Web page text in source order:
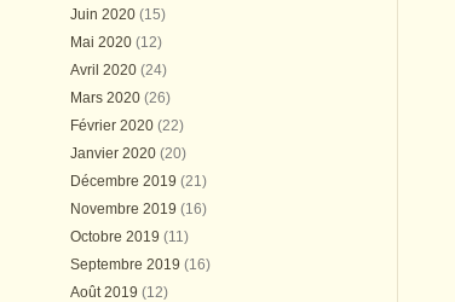
Juin 2020 (15)
Mai 2020 (12)
Avril 2020 (24)
Mars 2020 (26)
Février 2020 (22)
Janvier 2020 (20)
Décembre 2019 (21)
Novembre 2019 (16)
Octobre 2019 (11)
Septembre 2019 (16)
Août 2019 (12)